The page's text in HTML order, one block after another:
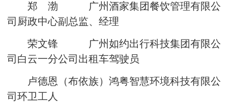
郑 渤 广州酒家集团餐饮管理有限公
司厨政中心副总监、经理
荣文锋 广州如约出行科技集团有限公
司白云一分公司出租车驾驶员
卢德恩（布依族）鸿粤智慧环境科技有限公
司环卫工人